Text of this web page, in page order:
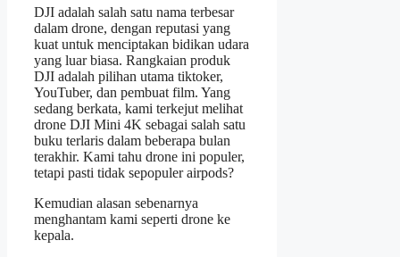
DJI adalah salah satu nama terbesar
dalam drone, dengan reputasi yang
kuat untuk menciptakan bidikan udara
yang luar biasa. Rangkaian produk
DJI adalah pilihan utama tiktoker,
YouTuber, dan pembuat film. Yang
sedang berkata, kami terkejut melihat
drone DJI Mini 4K sebagai salah satu
buku terlaris dalam beberapa bulan
terakhir. Kami tahu drone ini populer,
tetapi pasti tidak sepopuler airpods?
Kemudian alasan sebenarnya
menghantam kami seperti drone ke
kepala.